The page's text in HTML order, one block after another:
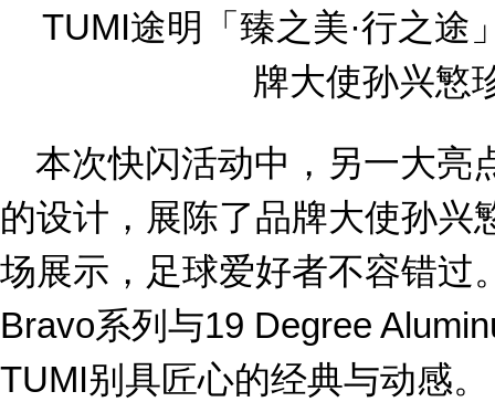
TUMI途明「臻之美·行之途
牌大使孙兴慜
本次快闪活动中，另一大亮
的设计，展陈了品牌大使孙兴
场展示，足球爱好者不容错过
Bravo系列与19 Degree
TUMI别具匠心的经典与动感。